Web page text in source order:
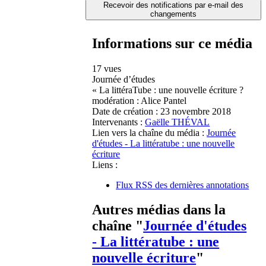
Recevoir des notifications par e-mail des
changements
Informations sur ce média
17 vues
Journée d’études
« La littéraTube : une nouvelle écriture ?
modération : Alice Pantel
Date de création : 23 novembre 2018
Intervenants : Gaëlle THÉVAL
Lien vers la chaîne du média : Journée
d'études - La littératube : une nouvelle
écriture
Liens :
Flux RSS des dernières annotations
Autres médias dans la
chaîne "Journée d'études
- La littératube : une
nouvelle écriture"